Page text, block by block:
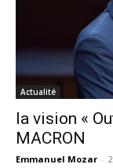
Actualité
la vision «
MACRON
Emmanuel Mozar -